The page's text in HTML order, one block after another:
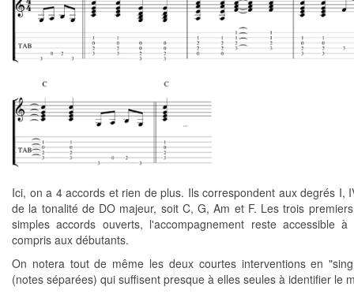
Ici, on a 4 accords et rien de plus. Ils correspondent aux degrés I,
de la tonalité de DO majeur, soit C, G, Am et F. Les trois
simples accords ouverts, l'accompagnement reste accessible
compris aux débutants.
On notera tout de même les deux courtes interventions en
(notes séparées) qui suffisent presque à elles seules à identifier le